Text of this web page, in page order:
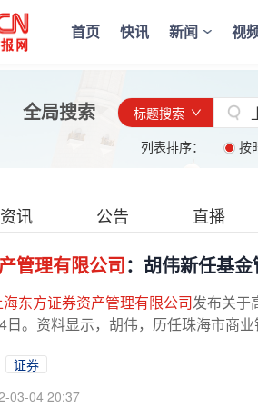
首页 快讯 新闻 视
全局搜索
标题搜索
列表排序：
按
资讯 公告 直播
管理有限公司：胡伟新任基
海东方证券资产管理有限公司发布关于
。资料显示，胡伟，历任珠海市商
证券
03-04 20:37